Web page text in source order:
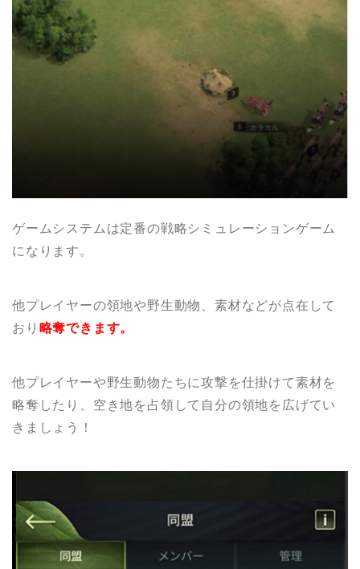
ゲームシステムは定番の戦略シミュレーションゲーム
になります。
他プレイヤーの領地や野生動物、素材などが点在して
おり 略奪できます。
他プレイヤーや野生動物たちに攻撃を仕掛けて素材を
略奪 したり、空き地を占領して自分の領地を広げてい
きましょう！